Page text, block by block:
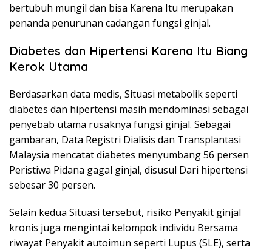
bertubuh mungil dan bisa Karena Itu merupakan
penanda penurunan cadangan fungsi ginjal.
Diabetes dan Hipertensi Karena Itu Biang
Kerok Utama
Berdasarkan data medis, Situasi metabolik seperti
diabetes dan hipertensi masih mendominasi sebagai
penyebab utama rusaknya fungsi ginjal. Sebagai
gambaran, Data Registri Dialisis dan Transplantasi
Malaysia mencatat diabetes menyumbang 56 persen
Peristiwa Pidana gagal ginjal, disusul Dari hipertensi
sebesar 30 persen.
Selain kedua Situasi tersebut, risiko Penyakit ginjal
kronis juga mengintai kelompok individu Bersama
riwayat Penyakit autoimun seperti Lupus (SLE), serta